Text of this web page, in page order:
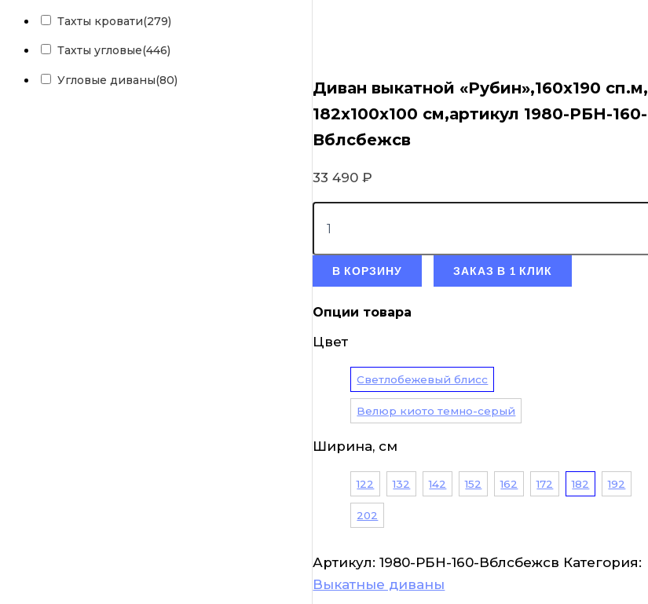
Тахты кровати(279)
Тахты угловые(446)
Угловые диваны(80)
Диван выкатной «Рубин»,160х190 сп.м,
182х100х100 см,артикул 1980-РБН-160-
Вблсбежсв
33 490₽
В КОРЗИНУ ЗАКАЗ В 1 КЛИК
Опции товара
Цвет
Светлобежевый блисс
Велюр киото темно-серый
Ширина, см
122 132 142 152 162 172 182 192
202
Артикул:1980-РБН-160-Вблсбежсв Категория:
Выкатные диваны